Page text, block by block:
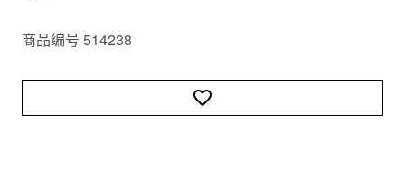
商品编号 514238